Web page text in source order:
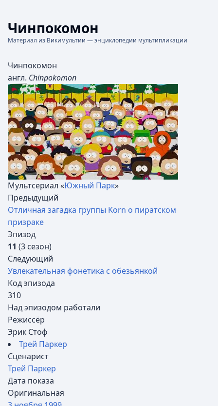
Чинпокомон
Материал из Викимультии — энциклопедии мультипликации
Чинпокомон
англ. Chinpokomon
Мультсериал «Южный Парк»
Предыдущий
Отличная загадка группы Korn о пиратском
призраке
Эпизод
11 (3 сезон)
Следующий
Увлекательная фонетика с обезьянкой
Код эпизода
310
Над эпизодом работали
Режиссёр
Эрик Стоф
Трей Паркер
Сценарист
Трей Паркер
Дата показа
Оригинальная